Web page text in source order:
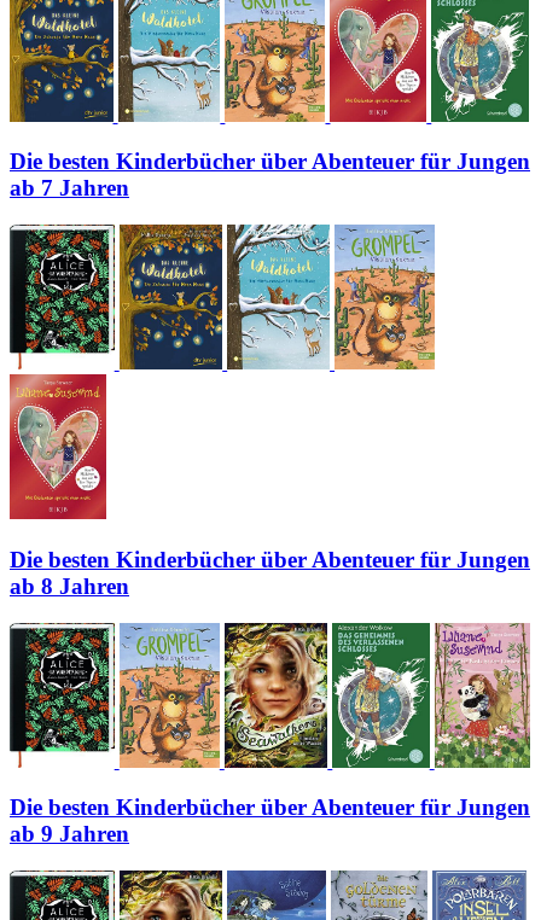
Die besten Kinderbücher über Abenteuer für Jungen
ab 7 Jahren
Die besten Kinderbücher über Abenteuer für Jungen
ab 8 Jahren
Die besten Kinderbücher über Abenteuer für Jungen
ab 9 Jahren